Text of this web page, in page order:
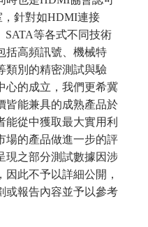
針對如HDMI連接
SATA等各式不同技術
括高頻訊號、機械特
類別的精密測試與驗
心的成立，我們更希冀
皆能兼具的成熟產品於
能從中獲取最大實用利
場的產品做進一步的評
現之部分測試數據因涉
此不予以詳細公開，
或報告內容並予以參考